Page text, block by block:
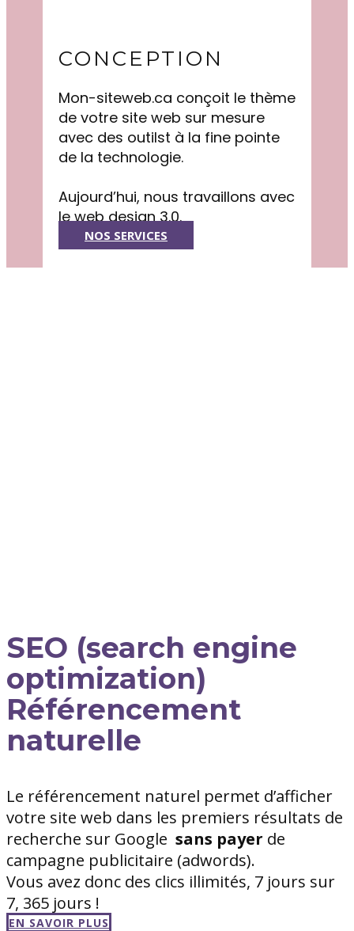
CONCEPTION
Mon-siteweb.ca conçoit le thème
de votre site web sur mesure
avec des outilst à la fine pointe
de la technologie.
Aujourd’hui, nous travaillons avec
le web design 3.0.
NOS SERVICES
SEO (search engine
optimization)
Référencement
naturelle
Le référencement naturel permet d’afficher
votre site web dans les premiers résultats de
recherche sur Google sans payer de
campagne publicitaire (adwords).
Vous avez donc des clics illimités, 7 jours sur
7, 365 jours !
EN SAVOIR PLUS